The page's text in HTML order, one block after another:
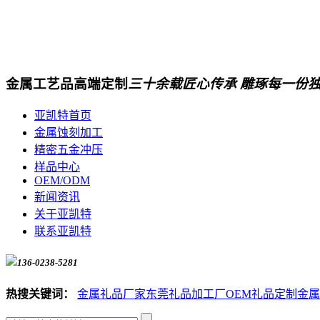
金属工艺品高端定制 三十余载匠心传承 雕琢每一份
亚凯特首页
金属蚀刻加工
精密五金冲压
样品中心
OEM/ODM
新闻资讯
关于亚凯特
联系亚凯特
136-0238-5281
热搜关键词： 金属礼品厂家东莞礼品加工厂OEM礼品定制 金